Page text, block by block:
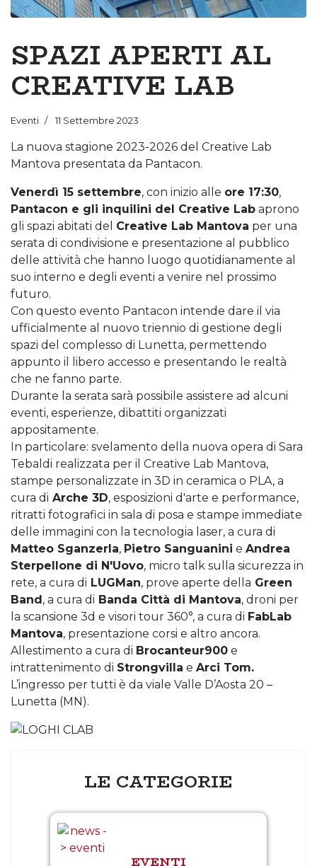
SPAZI APERTI AL
CREATIVE LAB
Eventi 11 Settembre 2023
La nuova stagione 2023-2026 del Creative Lab
Mantova presentata da Pantacon.
Venerdì 15 settembre, con inizio alle ore 17:30,
Pantacon e gli inquilini del Creative Lab aprono
gli spazi abitati del Creative Lab Mantova per una
serata di condivisione e presentazione al pubblico
delle attività che hanno luogo quotidianamente al
suo interno e degli eventi a venire nel prossimo
futuro.
Con questo evento Pantacon intende dare il via
ufficialmente al nuovo triennio di gestione degli
spazi del complesso di Lunetta, permettendo
appunto il libero accesso e presentando le realtà
che ne fanno parte.
Durante la serata sarà possibile assistere ad alcuni
eventi, esperienze, dibattiti organizzati
appositamente.
In particolare: svelamento della nuova opera di Sara
Tebaldi realizzata per il Creative Lab Mantova,
stampe personalizzate in 3D in ceramica o PLA, a
cura di Arche 3D, esposizioni d'arte e performance,
ritratti fotografici in sala di posa e stampe immediate
delle immagini con la tecnologia laser, a cura di
Matteo Sganzerla, Pietro Sanguanini e Andrea
Sterpellone di N'Uovo, micro talk sulla sicurezza in
rete, a cura di LUGMan, prove aperte della Green
Band, a cura di Banda Città di Mantova, droni per
la scansione 3d e visori tour 360°, a cura di FabLab
Mantova, presentazione corsi e altro ancora.
Allestimento a cura di Brocanteur900 e
intrattenimento di Strongvilla e Arci Tom.
L’ingresso per tutti è da viale Valle D’Aosta 20 –
Lunetta (MN).
LE CATEGORIE
EVENTI